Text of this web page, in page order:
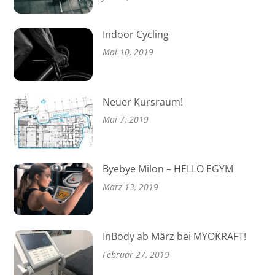
Indoor Cycling
Mai 10, 2019
Neuer Kursraum!
Mai 7, 2019
Byebye Milon – HELLO EGYM
März 13, 2019
InBody ab März bei MYOKRAFT!
Februar 27, 2019